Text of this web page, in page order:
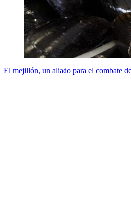
El mejillón, un aliado para el combate